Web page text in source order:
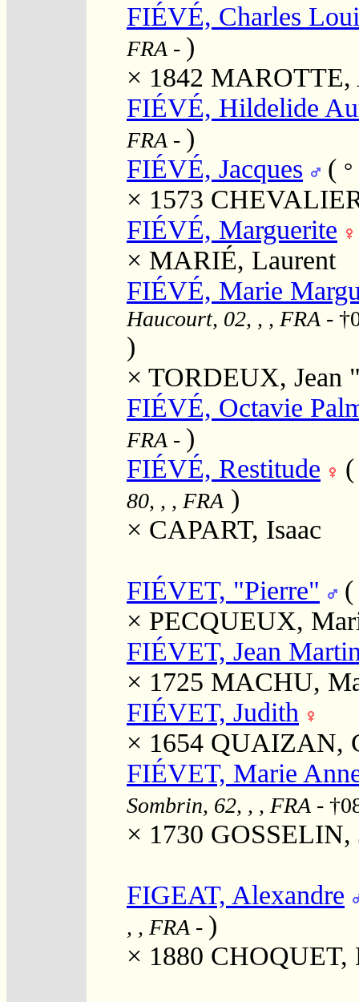
FIÉVÉ, Charles
FRA - )
× 1842 MAROTTE,
FIÉVÉ, Hildelide
FRA - )
FIÉVÉ, Jacques
( °
× 1573
FIÉVÉ, Marguerite
× MARIÉ, Laurent
FIÉVÉ, Marie
Haucourt, 02, , , FRA -
)
× TORDEUX, Jean
FIÉVÉ, Octavie
FRA - )
FIÉVÉ, Restitude
80, , , FRA )
× CAPART, Isaac
FIÉVET, "Pierre"
× PECQUEUX,
FIÉVET, Jean
× 1725 MACHU,
FIÉVET, Judith
× 1654 QUAIZAN,
FIÉVET, Marie
Sombrin, 62, , , FRA -
× 1730 GOSSELIN,
FIGEAT, Alexandre
, , FRA - )
× 1880 CHOQUET,